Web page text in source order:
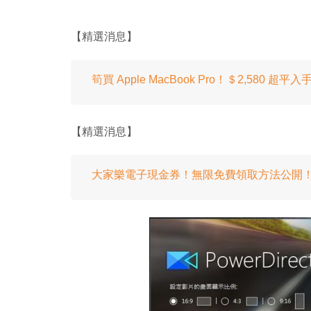
【精選消息】
筍買 Apple MacBook Pro！＄2,580 超平入
【精選消息】
大家樂電子現金券！無限免費領取方法公開